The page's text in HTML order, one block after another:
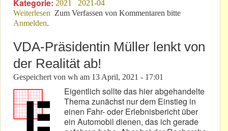
Kategorie: 2021
2021-04
Weiterlesen über Grand Plaisir! - Harley-Tage an der Côte d'Azur!
Zum Verfassen von Kommentaren bitte
Anmelden.
VDA-Präsidentin Müller lenkt von
der Realität ab!
Gespeichert von wh am 13 April, 2021 - 17:01
Eigentlich sollte das hier abgehandelte
Thema zunächst nur dem Einstieg in
einen Fahr- oder Erlebnisbericht über
ein Automobil dienen, das ich gerade